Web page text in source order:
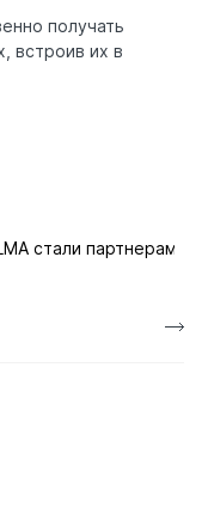
получать
встроив их в
стали партнерами